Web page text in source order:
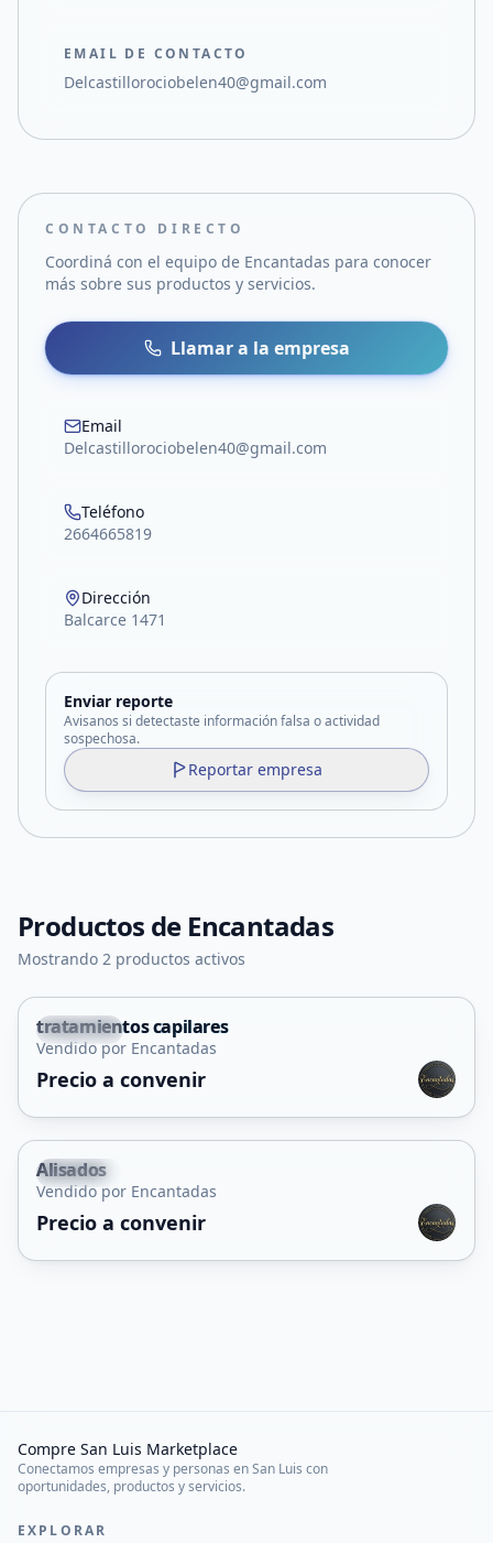
EMAIL DE CONTACTO
Delcastillorociobelen40@gmail.com
CONTACTO DIRECTO
Coordiná con el equipo de Encantadas para conocer
más sobre sus productos y servicios.
Llamar a la empresa
Email
Delcastillorociobelen40@gmail.com
Teléfono
2664665819
Dirección
Balcarce 1471
Enviar reporte
Avisanos si detectaste información falsa o actividad
sospechosa.
Reportar empresa
Productos de Encantadas
Mostrando 2 productos activos
Capital
tratamientos capilares
Vendido por Encantadas
Precio a convenir
Capital
Alisados
Vendido por Encantadas
Precio a convenir
Compre San Luis Marketplace
Conectamos empresas y personas en San Luis con
oportunidades, productos y servicios.
EXPLORAR